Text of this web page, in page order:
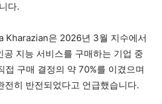
다.
Kharazian은 2026년 3월 지수에서
지능 서비스를 구매하는 기업 중
접 구매 결정의 약 70%를 이겼으며
히 반전되었다고 언급했습니다.